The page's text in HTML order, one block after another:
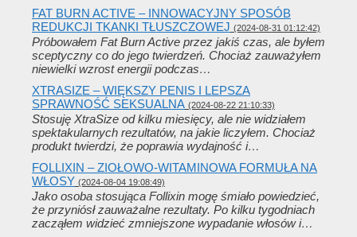
FAT BURN ACTIVE – INNOWACYJNY SPOSÓB
REDUKCJI TKANKI TŁUSZCZOWEJ (2024-08-31 01:12:42)
Próbowałem Fat Burn Active przez jakiś czas, ale byłem
sceptyczny co do jego twierdzeń. Chociaż zauważyłem
niewielki wzrost energii podczas…
XTRASIZE – WIĘKSZY PENIS I LEPSZA
SPRAWNOŚĆ SEKSUALNA (2024-08-22 21:10:33)
Stosuję XtraSize od kilku miesięcy, ale nie widziałem
spektakularnych rezultatów, na jakie liczyłem. Chociaż
produkt twierdzi, że poprawia wydajność i…
FOLLIXIN – ZIOŁOWO-WITAMINOWA FORMUŁA NA
WŁOSY (2024-08-04 19:08:49)
Jako osoba stosująca Follixin mogę śmiało powiedzieć,
że przyniósł zauważalne rezultaty. Po kilku tygodniach
zacząłem widzieć zmniejszone wypadanie włosów i…